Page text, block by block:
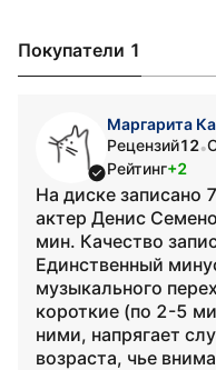
Покупатели 1
Маргарита
Рецензий12•
Рейтинг+2
На диске записано
актер Денис
мин. Качество
Единственный
музыкального
короткие (по 2-5
ними, напрягает
возраста, чье